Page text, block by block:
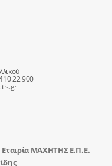
22 900
Εταιρία ΜΑΧΗΤΗΣ Ε.Π.Ε.